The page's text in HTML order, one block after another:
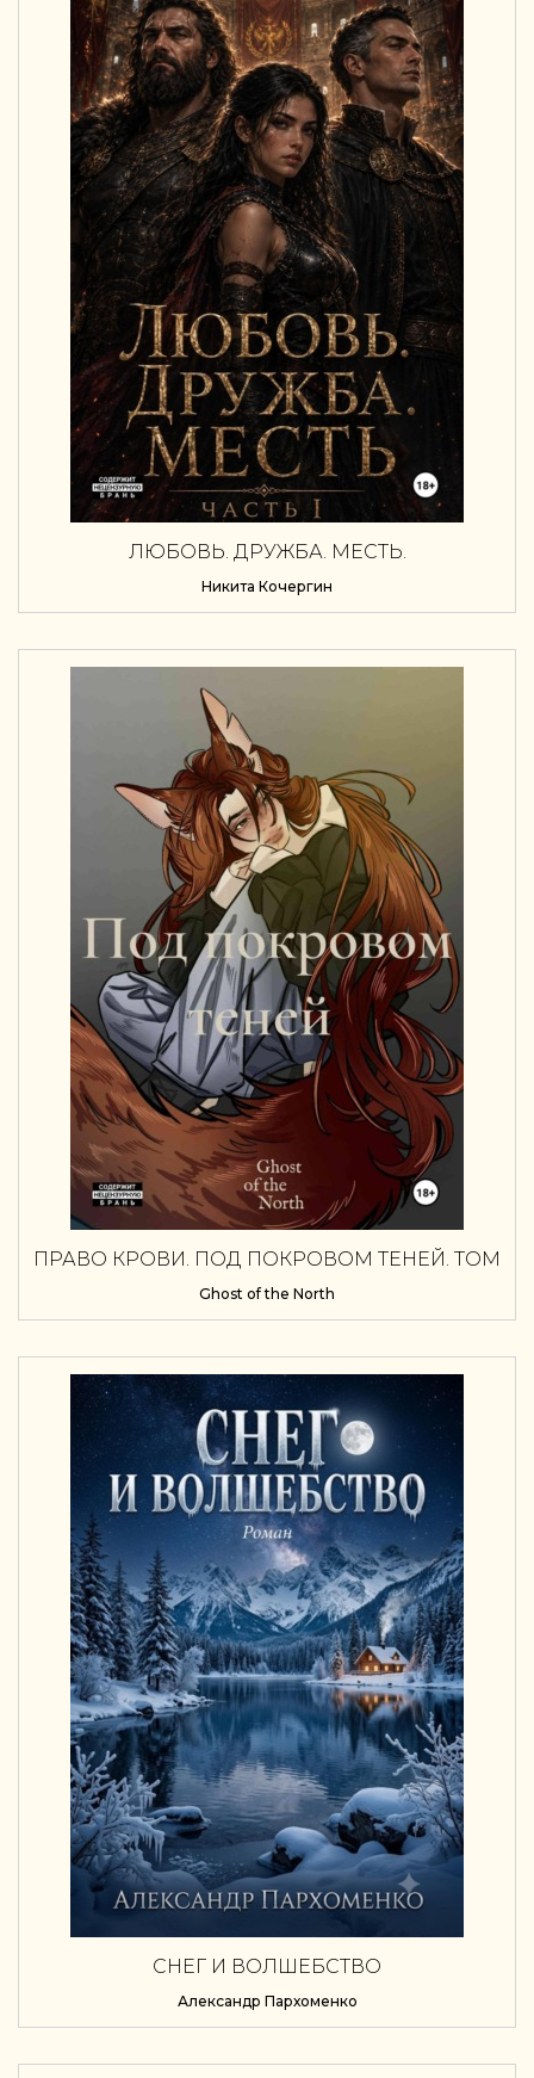
ЛЮБОВЬ. ДРУЖБА. МЕСТЬ.
Никита Кочергин
ПРАВО КРОВИ. ПОД ПОКРОВОМ ТЕНЕЙ. ТОМ
Ghost of the North
СНЕГ И ВОЛШЕБСТВО
Александр Пархоменко